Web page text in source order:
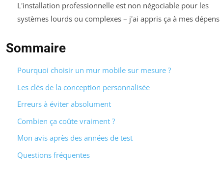
L'installation professionnelle est non négociable pour les
systèmes lourds ou complexes – j'ai appris ça à mes
Sommaire
Pourquoi choisir un mur mobile sur mesure ?
Les clés de la conception personnalisée
Erreurs à éviter absolument
Combien ça coûte vraiment ?
Mon avis après des années de test
Questions fréquentes